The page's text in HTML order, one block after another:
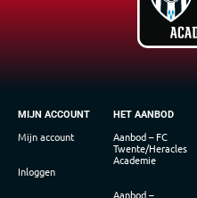
MIJN ACCOUNT
Mijn account
Inloggen
HET AANBOD
Aanbod – FC
Twente/Heracles
Academie
Aanbod –